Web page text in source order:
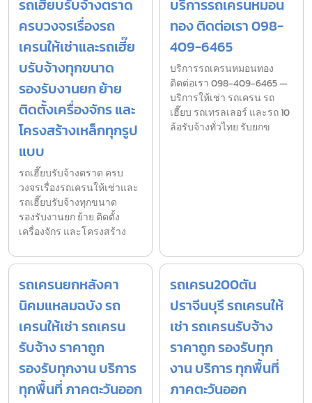
รถเฮี๊ยบรับจ้างตราด
ครบวงจรเรื่องรถ
เครนให้เช่าและรถเฮี๊ย
บรับจ้างทุกขนาด
รองรับงานยก ย้าย
ติดตั้งเครื่องจักร และ
โครงสร้างเหล็กทุกรูป
แบบ
รถเฮี๊ยบรับจ้างตราด ครบ
วงจรเรื่องรถเครนให้เช่าและ
รถเฮี๊ยบรับจ้างทุกขนาด
รองรับงานยก ย้าย ติดตั้ง
เครื่องจักร และโครงสร้าง
บริการรถเครนหมอน
ทอง ติดต่อเรา 098-
409-6465
บริการรถเครนหมอนทอง
ติดต่อเรา 098-409-6465 —
บริการให้เช่า รถเครน รถ
เฮี๊ยบ รถเทรลเลอร์ และรถ 10
ล้อรับจ้างทั่วไทย รับยกข
รถเครนยกหลังคา
นิคมแหลมฉบัง รถ
เครนให้เช่า รถเครน
รับจ้าง ราคาถูก
รองรับทุกงาน บริการ
ทุกพื้นที่ ภาคตะวันออก
รถเครน200ตัน
ปราจีนบุรี รถเครนให้
เช่า รถเครนรับจ้าง
ราคาถูก รองรับทุก
งาน บริการ ทุกพื้นที่
ภาคตะวันออก